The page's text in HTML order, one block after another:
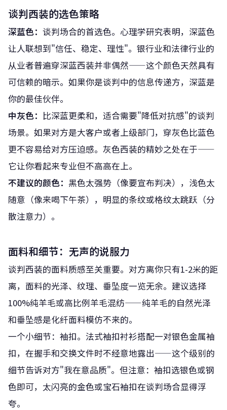
谈判西装的选色策略
深蓝色： 谈判场合的首选色。心理学研究表明，深蓝色
让人联想到"信任、稳定、理性"。银行业和法律行业的
从业者普遍穿深蓝西装并非偶然——这个颜色天然具有
可信赖的暗示。如果你是谈判中的信息传递方，深蓝是
你的最佳伙伴。
中灰色： 比深蓝更柔和，适合需要"降低对抗感"的谈判
场景。如果对方是大客户或者上级部门，穿灰色比蓝色
更不容易给对方压迫感。灰色西装的精妙之处在于——
它让你看起来专业但不高高在上。
不建议的颜色： 黑色太强势（像要宣布判决），浅色太
随意（像来喝下午茶），明显的条纹或格纹太跳跃（分
散注意力）。
面料和细节：无声的说服力
谈判西装的面料质感至关重要。对方离你只有1-2米的距
离，面料的光泽、纹理、垂坠度一览无余。建议选择
100%纯羊毛或高比例羊毛混纺——纯羊毛的自然光泽
和垂坠感是化纤面料模仿不来的。
一个小细节：袖扣。法式袖扣衬衫搭配一对银色金属袖
扣，在握手和交换文件时不经意地露出——这个级别的
细节告诉对方"我在意品质"。但注意：袖扣选银色或钢
色即可，太闪亮的金色或宝石袖扣在谈判场合显得浮
夸。